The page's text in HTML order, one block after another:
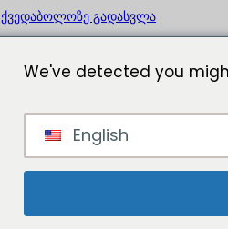
ქვედაბოლოზე გადასვლა
We've detected you
English